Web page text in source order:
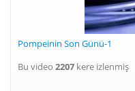
Pompeinin Son Günü-1
Bu video 2207 kere izlenmiş